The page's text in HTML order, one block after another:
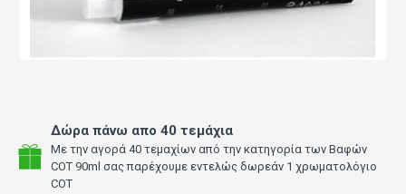
Δώρα πάνω απο 40 τεμάχια
Με την αγορά 40 τεμαχίων από την κατηγορία των Βαφών
COT 90ml σας παρέχουμε εντελώς δωρεάν 1 χρωματολόγιο
COT